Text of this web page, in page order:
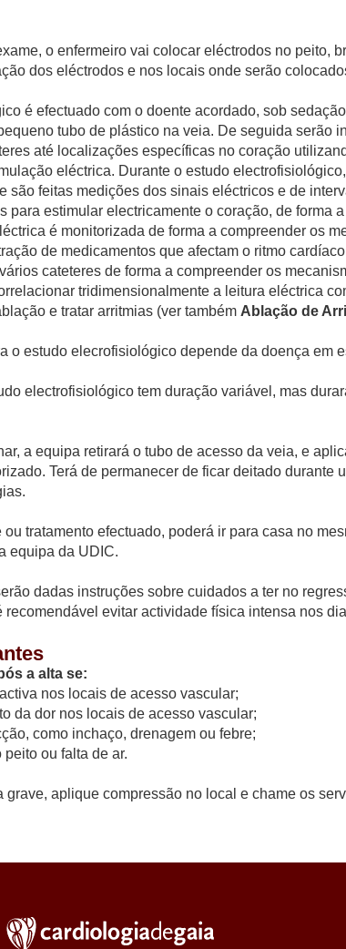
o enfermeiro vai colocar eléctrodos no
dos eléctrodos e nos locais onde serão
é efectuado com o doente acordado, sob
tubo de plástico na veia. De seguida serão
até localizações específicas no coração
eléctrica. Durante o estudo
são feitas medições dos sinais eléctricos e de
para estimular electricamente o coração, de forma
é monitorizada de forma a compreender os
de medicamentos que afectam o ritmo
cateteres de forma a compreender os
tridimensionalmente a leitura eléctrica
e tratar arritmias (ver também Ablação de
o estudo elecrofisiológico depende da doença em
electrofisiológico tem duração variável, mas
a equipa retirará o tubo de acesso da veia, e
Terá de permanecer de ficar deitado
tratamento efectuado, poderá ir para casa no
equipa da UDIC.
dadas instruções sobre cuidados a ter no
recomendável evitar actividade física intensa nos
a alta se:
nos locais de acesso vascular;
da dor nos locais de acesso vascular;
como inchaço, drenagem ou febre;
ou falta de ar.
grave, aplique compressão no local e chame os